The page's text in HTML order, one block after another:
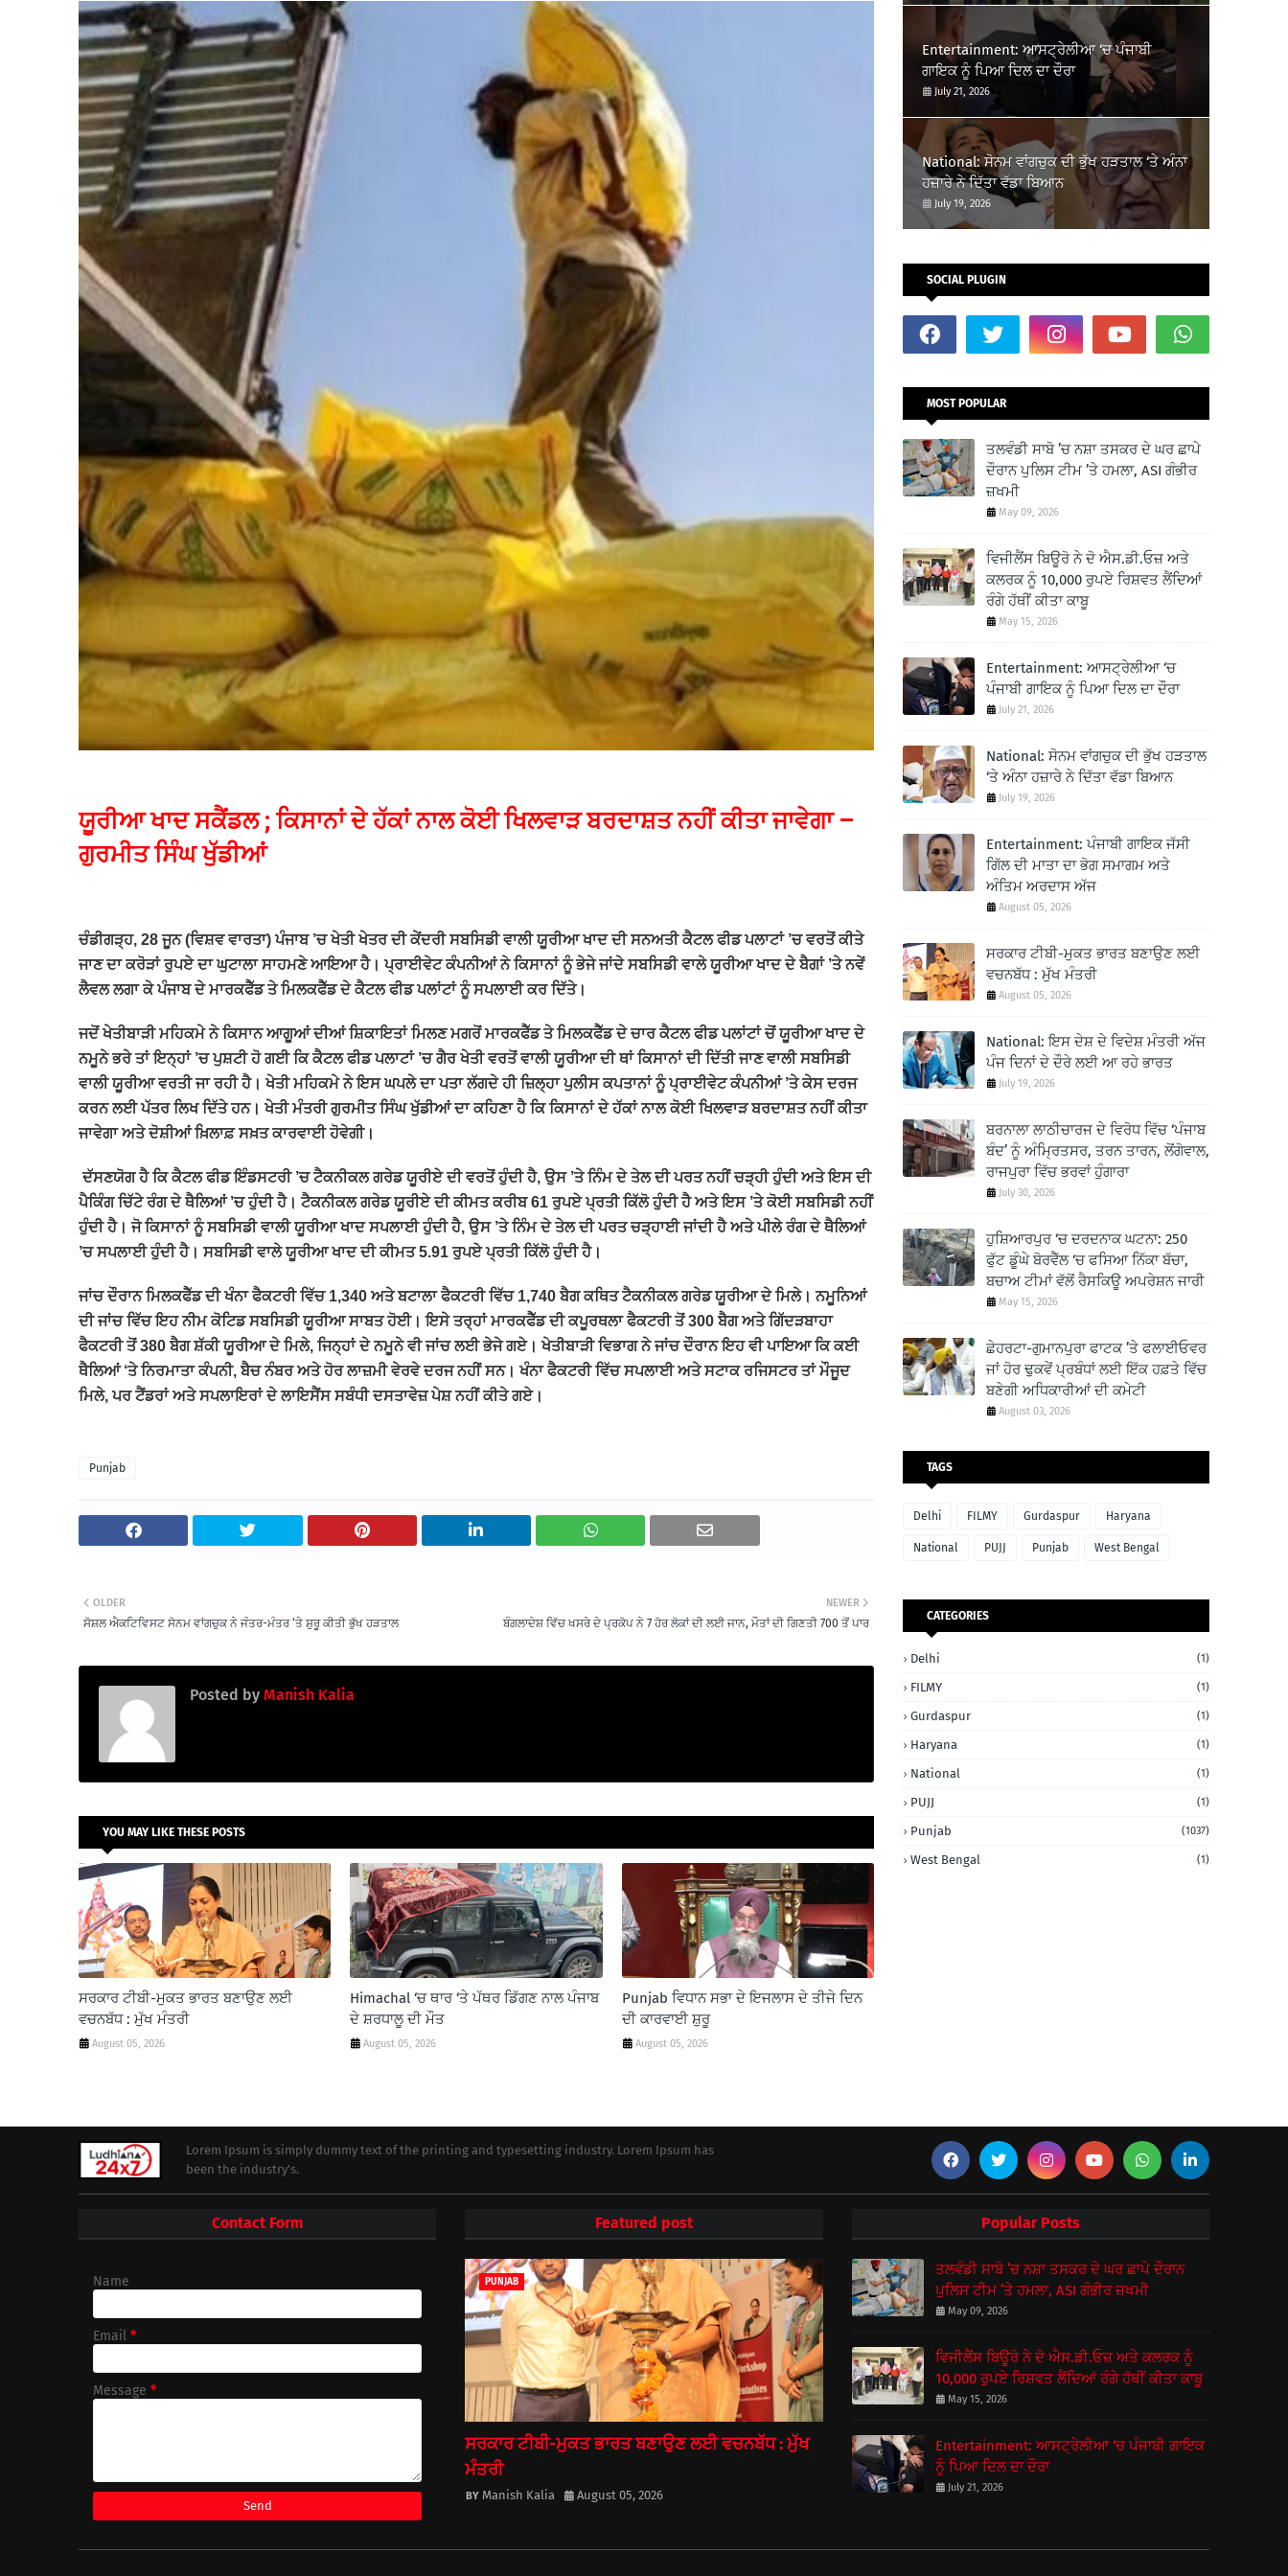
ਯੂਰੀਆ ਖਾਦ ਸਕੈਂਡਲ ; ਕਿਸਾਨਾਂ ਦੇ ਹੱਕਾਂ ਨਾਲ ਕੋਈ ਖਿਲਵਾੜ ਬਰਦਾਸ਼ਤ ਨਹੀਂ ਕੀਤਾ ਜਾਵੇਗਾ –
ਗੁਰਮੀਤ ਸਿੰਘ ਖੁੱਡੀਆਂ
ਚੰਡੀਗੜ੍ਹ, 28 ਜੂਨ (ਵਿਸ਼ਵ ਵਾਰਤਾ) ਪੰਜਾਬ ’ਚ ਖੇਤੀ ਖੇਤਰ ਦੀ ਕੇਂਦਰੀ ਸਬਸਿਡੀ ਵਾਲੀ ਯੂਰੀਆ ਖਾਦ ਦੀ ਸਨਅਤੀ ਕੈਟਲ ਫੀਡ ਪਲਾਟਾਂ ’ਚ ਵਰਤੋਂ ਕੀਤੇ
ਜਾਣ ਦਾ ਕਰੋੜਾਂ ਰੁਪਏ ਦਾ ਘੁਟਾਲਾ ਸਾਹਮਣੇ ਆਇਆ ਹੈ। ਪ੍ਰਾਈਵੇਟ ਕੰਪਨੀਆਂ ਨੇ ਕਿਸਾਨਾਂ ਨੂੰ ਭੇਜੇ ਜਾਂਦੇ ਸਬਸਿਡੀ ਵਾਲੇ ਯੂਰੀਆ ਖਾਦ ਦੇ ਬੈਗਾਂ ’ਤੇ ਨਵੇਂ
ਲੈਵਲ ਲਗਾ ਕੇ ਪੰਜਾਬ ਦੇ ਮਾਰਕਫੈੱਡ ਤੇ ਮਿਲਕਫੈੱਡ ਦੇ ਕੈਟਲ ਫੀਡ ਪਲਾਂਟਾਂ ਨੂੰ ਸਪਲਾਈ ਕਰ ਦਿੱਤੇ।
ਜਦੋਂ ਖੇਤੀਬਾੜੀ ਮਹਿਕਮੇ ਨੇ ਕਿਸਾਨ ਆਗੂਆਂ ਦੀਆਂ ਸ਼ਿਕਾਇਤਾਂ ਮਿਲਣ ਮਗਰੋਂ ਮਾਰਕਫੈੱਡ ਤੇ ਮਿਲਕਫੈੱਡ ਦੇ ਚਾਰ ਕੈਟਲ ਫੀਡ ਪਲਾਂਟਾਂ ਚੋਂ ਯੂਰੀਆ ਖਾਦ ਦੇ
ਨਮੂਨੇ ਭਰੇ ਤਾਂ ਇਨ੍ਹਾਂ ’ਚ ਪੁਸ਼ਟੀ ਹੋ ਗਈ ਕਿ ਕੈਟਲ ਫੀਡ ਪਲਾਟਾਂ ’ਚ ਗੈਰ ਖੇਤੀ ਵਰਤੋਂ ਵਾਲੀ ਯੂਰੀਆ ਦੀ ਥਾਂ ਕਿਸਾਨਾਂ ਦੀ ਦਿੱਤੀ ਜਾਣ ਵਾਲੀ ਸਬਸਿਡੀ
ਵਾਲੀ ਯੂਰੀਆ ਵਰਤੀ ਜਾ ਰਹੀ ਹੈ। ਖੇਤੀ ਮਹਿਕਮੇ ਨੇ ਇਸ ਘਪਲੇ ਦਾ ਪਤਾ ਲੱਗਦੇ ਹੀ ਜ਼ਿਲ੍ਹਾ ਪੁਲੀਸ ਕਪਤਾਨਾਂ ਨੂੰ ਪ੍ਰਾਈਵੇਟ ਕੰਪਨੀਆਂ ’ਤੇ ਕੇਸ ਦਰਜ
ਕਰਨ ਲਈ ਪੱਤਰ ਲਿਖ ਦਿੱਤੇ ਹਨ। ਖੇਤੀ ਮੰਤਰੀ ਗੁਰਮੀਤ ਸਿੰਘ ਖੁੱਡੀਆਂ ਦਾ ਕਹਿਣਾ ਹੈ ਕਿ ਕਿਸਾਨਾਂ ਦੇ ਹੱਕਾਂ ਨਾਲ ਕੋਈ ਖਿਲਵਾੜ ਬਰਦਾਸ਼ਤ ਨਹੀਂ ਕੀਤਾ
ਜਾਵੇਗਾ ਅਤੇ ਦੋਸ਼ੀਆਂ ਖ਼ਿਲਾਫ਼ ਸਖ਼ਤ ਕਾਰਵਾਈ ਹੋਵੇਗੀ।
ਦੱਸਣਯੋਗ ਹੈ ਕਿ ਕੈਟਲ ਫੀਡ ਇੰਡਸਟਰੀ ’ਚ ਟੈਕਨੀਕਲ ਗਰੇਡ ਯੂਰੀਏ ਦੀ ਵਰਤੋਂ ਹੁੰਦੀ ਹੈ, ਉਸ ’ਤੇ ਨਿੰਮ ਦੇ ਤੇਲ ਦੀ ਪਰਤ ਨਹੀਂ ਚੜ੍ਹੀ ਹੁੰਦੀ ਅਤੇ ਇਸ ਦੀ
ਪੈਕਿੰਗ ਚਿੱਟੇ ਰੰਗ ਦੇ ਥੈਲਿਆਂ ’ਚ ਹੁੰਦੀ ਹੈ। ਟੈਕਨੀਕਲ ਗਰੇਡ ਯੂਰੀਏ ਦੀ ਕੀਮਤ ਕਰੀਬ 61 ਰੁਪਏ ਪ੍ਰਤੀ ਕਿੱਲੋ ਹੁੰਦੀ ਹੈ ਅਤੇ ਇਸ ’ਤੇ ਕੋਈ ਸਬਸਿਡੀ ਨਹੀਂ
ਹੁੰਦੀ ਹੈ। ਜੋ ਕਿਸਾਨਾਂ ਨੂੰ ਸਬਸਿਡੀ ਵਾਲੀ ਯੂਰੀਆ ਖਾਦ ਸਪਲਾਈ ਹੁੰਦੀ ਹੈ, ਉਸ ’ਤੇ ਨਿੰਮ ਦੇ ਤੇਲ ਦੀ ਪਰਤ ਚੜ੍ਹਾਈ ਜਾਂਦੀ ਹੈ ਅਤੇ ਪੀਲੇ ਰੰਗ ਦੇ ਥੈਲਿਆਂ
’ਚ ਸਪਲਾਈ ਹੁੰਦੀ ਹੈ। ਸਬਸਿਡੀ ਵਾਲੇ ਯੂਰੀਆ ਖਾਦ ਦੀ ਕੀਮਤ 5.91 ਰੁਪਏ ਪ੍ਰਤੀ ਕਿੱਲੋ ਹੁੰਦੀ ਹੈ।
ਜਾਂਚ ਦੌਰਾਨ ਮਿਲਕਫੈੱਡ ਦੀ ਖੰਨਾ ਫੈਕਟਰੀ ਵਿੱਚ 1,340 ਅਤੇ ਬਟਾਲਾ ਫੈਕਟਰੀ ਵਿੱਚ 1,740 ਬੈਗ ਕਥਿਤ ਟੈਕਨੀਕਲ ਗਰੇਡ ਯੂਰੀਆ ਦੇ ਮਿਲੇ। ਨਮੂਨਿਆਂ
ਦੀ ਜਾਂਚ ਵਿੱਚ ਇਹ ਨੀਮ ਕੋਟਿਡ ਸਬਸਿਡੀ ਯੂਰੀਆ ਸਾਬਤ ਹੋਈ। ਇਸੇ ਤਰ੍ਹਾਂ ਮਾਰਕਫੈੱਡ ਦੀ ਕਪੂਰਥਲਾ ਫੈਕਟਰੀ ਤੋਂ 300 ਬੈਗ ਅਤੇ ਗਿੱਦੜਬਾਹਾ
ਫੈਕਟਰੀ ਤੋਂ 380 ਬੈਗ ਸ਼ੱਕੀ ਯੂਰੀਆ ਦੇ ਮਿਲੇ, ਜਿਨ੍ਹਾਂ ਦੇ ਨਮੂਨੇ ਵੀ ਜਾਂਚ ਲਈ ਭੇਜੇ ਗਏ। ਖੇਤੀਬਾੜੀ ਵਿਭਾਗ ਨੇ ਜਾਂਚ ਦੌਰਾਨ ਇਹ ਵੀ ਪਾਇਆ ਕਿ ਕਈ
ਥੈਲਿਆਂ ‘ਤੇ ਨਿਰਮਾਤਾ ਕੰਪਨੀ, ਬੈਚ ਨੰਬਰ ਅਤੇ ਹੋਰ ਲਾਜ਼ਮੀ ਵੇਰਵੇ ਦਰਜ ਨਹੀਂ ਸਨ। ਖੰਨਾ ਫੈਕਟਰੀ ਵਿੱਚ ਸਪਲਾਈ ਅਤੇ ਸਟਾਕ ਰਜਿਸਟਰ ਤਾਂ ਮੌਜੂਦ
ਮਿਲੇ, ਪਰ ਟੈਂਡਰਾਂ ਅਤੇ ਸਪਲਾਇਰਾਂ ਦੇ ਲਾਇਸੈਂਸ ਸਬੰਧੀ ਦਸਤਾਵੇਜ਼ ਪੇਸ਼ ਨਹੀਂ ਕੀਤੇ ਗਏ।
Punjab
NEWER
ਬੰਗਲਾਦੇਸ਼ ਵਿੱਚ ਖਸਰੇ ਦੇ ਪ੍ਰਕੋਪ ਨੇ 7 ਹੋਰ ਲੋਕਾਂ ਦੀ ਲਈ ਜਾਨ, ਮੌਤਾਂ ਦੀ ਗਿਣਤੀ 700 ਤੋਂ ਪਾਰ
OLDER
ਸੋਸ਼ਲ ਐਕਟਿਵਿਸਟ ਸੋਨਮ ਵਾਂਗਚੁਕ ਨੇ ਜੰਤਰ-ਮੰਤਰ ‘ਤੇ ਸ਼ੁਰੂ ਕੀਤੀ ਭੁੱਖ ਹੜਤਾਲ
Posted by Manish Kalia
YOU MAY LIKE THESE POSTS
ਸਰਕਾਰ ਟੀਬੀ-ਮੁਕਤ ਭਾਰਤ ਬਣਾਉਣ ਲਈ
ਵਚਨਬੱਧ : ਮੁੱਖ ਮੰਤਰੀ
August 05, 2026
Himachal ‘ਚ ਥਾਰ ‘ਤੇ ਪੱਥਰ ਡਿੱਗਣ ਨਾਲ ਪੰਜਾਬ
ਦੇ ਸ਼ਰਧਾਲੂ ਦੀ ਮੌਤ
August 05, 2026
Punjab ਵਿਧਾਨ ਸਭਾ ਦੇ ਇਜਲਾਸ ਦੇ ਤੀਜੇ ਦਿਨ
ਦੀ ਕਾਰਵਾਈ ਸ਼ੁਰੂ
August 05, 2026
Entertainment: ਆਸਟ੍ਰੇਲੀਆ ‘ਚ ਪੰਜਾਬੀ
ਗਾਇਕ ਨੂੰ ਪਿਆ ਦਿਲ ਦਾ ਦੌਰਾ
July 21, 2026
National: ਸੋਨਮ ਵਾਂਗਚੁਕ ਦੀ ਭੁੱਖ ਹੜਤਾਲ ‘ਤੇ ਅੰਨਾ
ਹਜ਼ਾਰੇ ਨੇ ਦਿੱਤਾ ਵੱਡਾ ਬਿਆਨ
July 19, 2026
SOCIAL PLUGIN
MOST POPULAR
ਤਲਵੰਡੀ ਸਾਬੋ ’ਚ ਨਸ਼ਾ ਤਸਕਰ ਦੇ ਘਰ ਛਾਪੇ
ਦੌਰਾਨ ਪੁਲਿਸ ਟੀਮ ’ਤੇ ਹਮਲਾ, ASI ਗੰਭੀਰ
ਜ਼ਖਮੀ
May 09, 2026
ਵਿਜੀਲੈਂਸ ਬਿਊਰੋ ਨੇ ਦੋ ਐਸ.ਡੀ.ਓਜ਼ ਅਤੇ
ਕਲਰਕ ਨੂੰ 10,000 ਰੁਪਏ ਰਿਸ਼ਵਤ ਲੈਂਦਿਆਂ
ਰੰਗੇ ਹੱਥੀਂ ਕੀਤਾ ਕਾਬੂ
May 15, 2026
Entertainment: ਆਸਟ੍ਰੇਲੀਆ ‘ਚ
ਪੰਜਾਬੀ ਗਾਇਕ ਨੂੰ ਪਿਆ ਦਿਲ ਦਾ ਦੌਰਾ
July 21, 2026
National: ਸੋਨਮ ਵਾਂਗਚੁਕ ਦੀ ਭੁੱਖ ਹੜਤਾਲ
‘ਤੇ ਅੰਨਾ ਹਜ਼ਾਰੇ ਨੇ ਦਿੱਤਾ ਵੱਡਾ ਬਿਆਨ
July 19, 2026
Entertainment: ਪੰਜਾਬੀ ਗਾਇਕ ਜੱਸੀ
ਗਿੱਲ ਦੀ ਮਾਤਾ ਦਾ ਭੋਗ ਸਮਾਗਮ ਅਤੇ
ਅੰਤਿਮ ਅਰਦਾਸ ਅੱਜ
August 05, 2026
ਸਰਕਾਰ ਟੀਬੀ-ਮੁਕਤ ਭਾਰਤ ਬਣਾਉਣ ਲਈ
ਵਚਨਬੱਧ : ਮੁੱਖ ਮੰਤਰੀ
August 05, 2026
National: ਇਸ ਦੇਸ਼ ਦੇ ਵਿਦੇਸ਼ ਮੰਤਰੀ ਅੱਜ
ਪੰਜ ਦਿਨਾਂ ਦੇ ਦੌਰੇ ਲਈ ਆ ਰਹੇ ਭਾਰਤ
July 19, 2026
ਬਰਨਾਲਾ ਲਾਠੀਚਾਰਜ ਦੇ ਵਿਰੋਧ ਵਿੱਚ ‘ਪੰਜਾਬ
ਬੰਦ’ ਨੂੰ ਅੰਮ੍ਰਿਤਸਰ, ਤਰਨ ਤਾਰਨ, ਲੋਂਗੋਵਾਲ,
ਰਾਜਪੁਰਾ ਵਿੱਚ ਭਰਵਾਂ ਹੁੰਗਾਰਾ
July 30, 2026
ਹੁਸ਼ਿਆਰਪੁਰ ‘ਚ ਦਰਦਨਾਕ ਘਟਨਾ: 250
ਫੁੱਟ ਡੂੰਘੇ ਬੋਰਵੈੱਲ ‘ਚ ਫਸਿਆ ਨਿੱਕਾ ਬੱਚਾ,
ਬਚਾਅ ਟੀਮਾਂ ਵੱਲੋਂ ਰੈਸਕਿਊ ਅਪਰੇਸ਼ਨ ਜਾਰੀ
May 15, 2026
ਛੇਹਰਟਾ-ਗੁਮਾਨਪੁਰਾ ਫਾਟਕ ’ਤੇ ਫਲਾਈਓਵਰ
ਜਾਂ ਹੋਰ ਢੁਕਵੇਂ ਪ੍ਰਬੰਧਾਂ ਲਈ ਇੱਕ ਹਫ਼ਤੇ ਵਿੱਚ
ਬਣੇਗੀ ਅਧਿਕਾਰੀਆਂ ਦੀ ਕਮੇਟੀ
August 03, 2026
TAGS
Delhi FILMY Gurdaspur Haryana
National PUJJ Punjab West Bengal
CATEGORIES
Delhi (1)
FILMY (1)
Gurdaspur (1)
Haryana (1)
National (1)
PUJJ (1)
Punjab (1037)
West Bengal (1)
Lorem Ipsum is simply dummy text of the printing and typesetting industry. Lorem Ipsum has
been the industry's.
Contact Form
Name
Email *
Message *
Featured post
PUNJAB
ਸਰਕਾਰ ਟੀਬੀ-ਮੁਕਤ ਭਾਰਤ ਬਣਾਉਣ ਲਈ ਵਚਨਬੱਧ : ਮੁੱਖ
ਮੰਤਰੀ
Manish Kalia August 05, 2026
Popular Posts
ਤਲਵੰਡੀ ਸਾਬੋ ’ਚ ਨਸ਼ਾ ਤਸਕਰ ਦੇ ਘਰ ਛਾਪੇ ਦੌਰਾਨ
ਪੁਲਿਸ ਟੀਮ ’ਤੇ ਹਮਲਾ, ASI ਗੰਭੀਰ ਜ਼ਖਮੀ
May 09, 2026
ਵਿਜੀਲੈਂਸ ਬਿਊਰੋ ਨੇ ਦੋ ਐਸ.ਡੀ.ਓਜ਼ ਅਤੇ ਕਲਰਕ ਨੂੰ
10,000 ਰੁਪਏ ਰਿਸ਼ਵਤ ਲੈਂਦਿਆਂ ਰੰਗੇ ਹੱਥੀਂ ਕੀਤਾ ਕਾਬੂ
May 15, 2026
Entertainment: ਆਸਟ੍ਰੇਲੀਆ ‘ਚ ਪੰਜਾਬੀ ਗਾਇਕ
ਨੂੰ ਪਿਆ ਦਿਲ ਦਾ ਦੌਰਾ
July 21, 2026